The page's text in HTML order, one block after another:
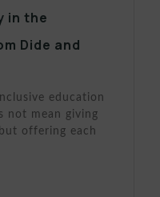
in the
Dide and
education
not mean giving
offering each